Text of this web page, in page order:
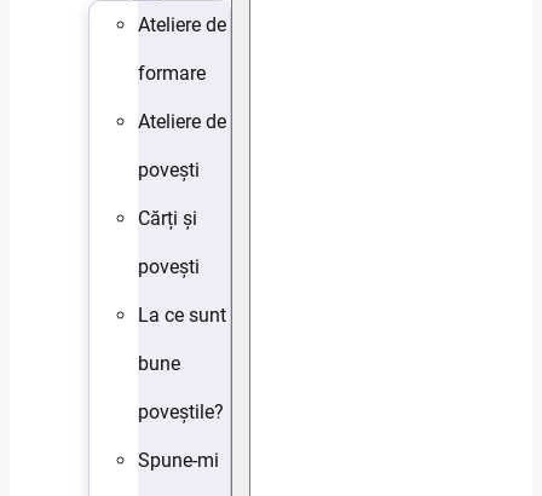
Ateliere de
formare
Ateliere de
povești
Cărți și
povești
La ce sunt
bune
poveștile?
Spune-mi